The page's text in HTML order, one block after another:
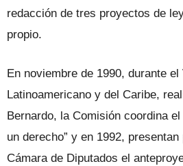
redacción de tres proyectos de
propio.
En noviembre de 1990, durante
Latinoamericano y del Caribe,
Bernardo, la Comisión coordina
un derecho” y en 1992,
Cámara de Diputados el